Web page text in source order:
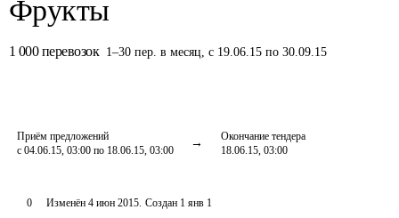
Фрукты
1 000 перевозок 1–30 пер. в месяц,с 19.06.15 по 30.09.15
Приём предложений
с 04.06.15, 03:00 по 18.06.15, 03:00
Окончание тендера
18.06.15, 03:00
0 Изменён 4 июн 2015. Создан 1 янв 1